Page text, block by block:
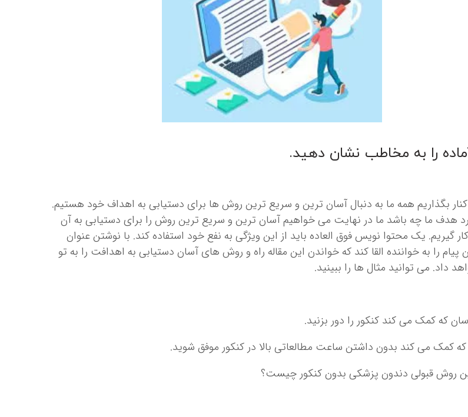
را به مخاطب نشان دهید.
کنار بگذاریم همه ما به دنبال آسان ترین و سریع ترین روش ها برای دستیابی به اهداف خود هستیم.
هدف ما چه باشد ما در نهایت می خواهیم آسان ترین و سریع ترین روش را برای دستیابی به آن
گیریم. یک محتوا نویس فوق العاده باید از این ویژگی به نفع خود استفاده کند. با نوشتن عنوان
پیام را به خواننده القا کند که خواندن این مقاله راه و روش های آسان دستیابی به اهدافت را به تو
داد. می توانید مثال ها را ببینید.
روش قبولی دندون پزشکی بدون کنکور چیست؟